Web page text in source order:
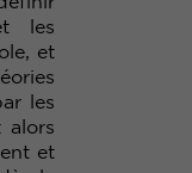
les
et
les
alors
et